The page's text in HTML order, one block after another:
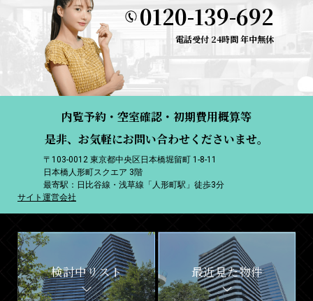
0120-139-692
電話受付 24時間 年中無休
内覧予約・空室確認・初期費用概算等
是非、お気軽にお問い合わせくださいませ。
〒103-0012 東京都中央区日本橋堀留町 1-8-11
日本橋人形町スクエア 3階
最寄駅：日比谷線・浅草線「人形町駅」徒歩3分
サイト運営会社
検討中リスト 最近見た物件